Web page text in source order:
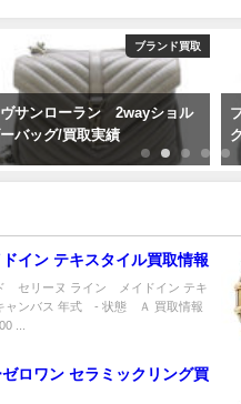
ブランド買取
サンローラン 2wayショル
バッグ/買取実績
イン テキスタイル買取情報
セリーヌ ライン メイドイン テキ
ャンバス 年式 - 状態 Ａ 買取情報
...
ロワン セラミックリング買